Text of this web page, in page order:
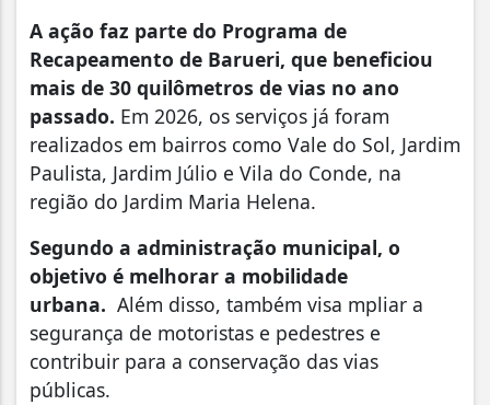
A ação faz parte do Programa de
Recapeamento de Barueri, que beneficiou
mais de 30 quilômetros de vias no ano
passado. Em 2026, os serviços já foram
realizados em bairros como Vale do Sol, Jardim
Paulista, Jardim Júlio e Vila do Conde, na
região do Jardim Maria Helena.
Segundo a administração municipal, o
objetivo é melhorar a mobilidade
urbana. Além disso, também visa mpliar a
segurança de motoristas e pedestres e
contribuir para a conservação das vias
públicas.